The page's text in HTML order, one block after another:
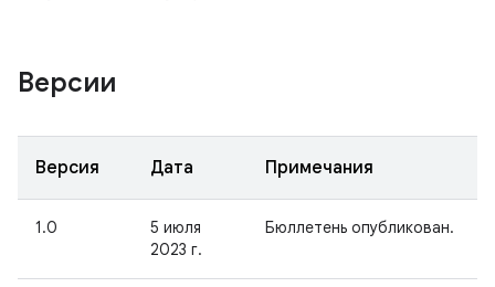
Версии
Версия Дата Примечания
1.0
5 июля
2023 г.
Бюллетень опубликован.